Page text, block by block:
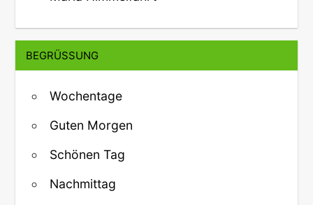
BEGRÜSSUNG
Wochentage
Guten Morgen
Schönen Tag
Nachmittag